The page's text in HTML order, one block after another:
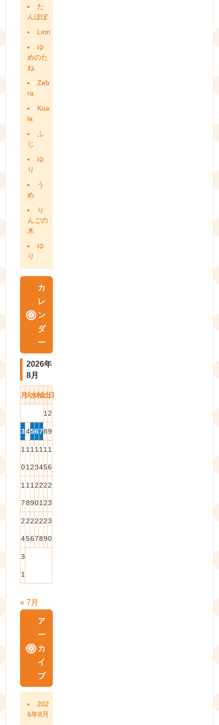
た
んぽぽ
Lion
ゆ
めのた
ね
Zeb
ra
Koa
la
ふ
じ
ゆ
り
う
め
り
んごの
木
ゆ
り
カ
レ
ン
ダ
ー
2026年
8月
月火水木金土日
1 2
3456789
1
0
1
1
1
2
1
3
1
4
1
5
1
6
1
7
1
8
1
9
2
0
2
1
2
2
2
3
2
4
2
5
2
6
2
7
2
8
2
9
3
0
3
1
« 7月
ア
ー
カ
イ
ブ
202
6年8月